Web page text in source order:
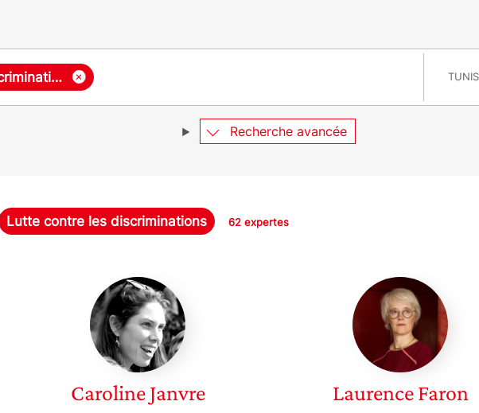
×
Lutte contre les discriminations
Recherche avancée
Lutte contre les discriminations 62 expertes
Caroline
Janvre
Caroline Janvre
Laurence
Faron
Laurence Faron